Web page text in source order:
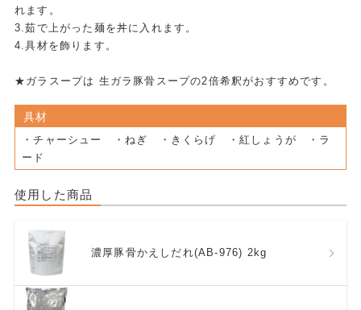
れます。
3.茹で上がった麺を丼に入れます。
4.具材を飾ります。
★ガラスープは 生ガラ豚骨スープの2倍希釈がおすすめです。
具材
・チャーシュー ・ねぎ ・きくらげ ・紅しょうが ・ラ
ード
使用した商品
濃厚豚骨かえしだれ(AB-976) 2kg